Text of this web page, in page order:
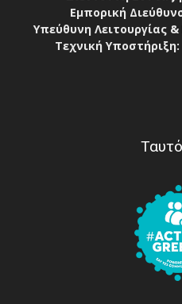
Εμπορική
Υπεύθυνη Λειτουργίας
Τεχνική Υποστήριξη: